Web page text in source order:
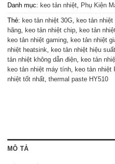
Danh mục: keo tản nhiệt Phụ Kiện
Thẻ: keo tản nhiệt 30G keo tản
hãng keo tản nhiệt chip keo tản
keo tản nhiệt gaming keo tản nhiệt
nhiệt heatsink keo tản nhiệt hiệu
tản nhiệt không dẫn điện keo tản
keo tản nhiệt máy tính keo tản nhiệt
nhiệt tốt nhất thermal paste HY510
MÔ TẢ